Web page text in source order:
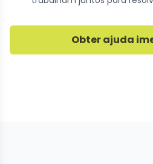
Obter ajuda
de ajuda
Nossa equipe de crise